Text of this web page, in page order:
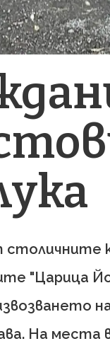
столичните
"Царица
На места